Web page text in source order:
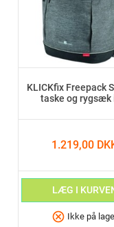
KLICKfix Freepack
taske og rygsæk
1.219,00
LÆG I
cancel Ikke på